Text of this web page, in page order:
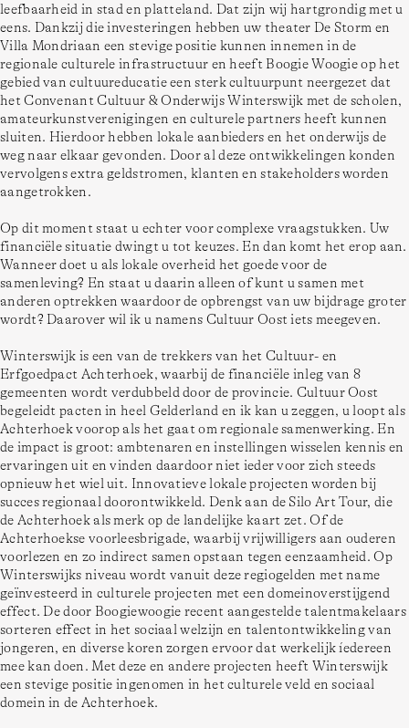
leefbaarheid in stad en platteland. Dat zijn wij hartgrondig met u
eens. Dankzij die investeringen hebben uw theater De Storm en
Villa Mondriaan een stevige positie kunnen innemen in de
regionale culturele infrastructuur en heeft Boogie Woogie op het
gebied van cultuureducatie een sterk cultuurpunt neergezet dat
het Convenant Cultuur & Onderwijs Winterswijk met de scholen,
amateurkunstverenigingen en culturele partners heeft kunnen
sluiten. Hierdoor hebben lokale aanbieders en het onderwijs de
weg naar elkaar gevonden. Door al deze ontwikkelingen konden
vervolgens extra geldstromen, klanten en stakeholders worden
aangetrokken.
Op dit moment staat u echter voor complexe vraagstukken. Uw
financiële situatie dwingt u tot keuzes. En dan komt het erop aan.
Wanneer doet u als lokale overheid het goede voor de
samenleving? En staat u daarin alleen of kunt u samen met
anderen optrekken waardoor de opbrengst van uw bijdrage groter
wordt? Daarover wil ik u namens Cultuur Oost iets meegeven.
Winterswijk is een van de trekkers van het Cultuur- en
Erfgoedpact Achterhoek, waarbij de financiële inleg van 8
gemeenten wordt verdubbeld door de provincie. Cultuur Oost
begeleidt pacten in heel Gelderland en ik kan u zeggen, u loopt als
Achterhoek voorop als het gaat om regionale samenwerking. En
de impact is groot: ambtenaren en instellingen wisselen kennis en
ervaringen uit en vinden daardoor niet ieder voor zich steeds
opnieuw het wiel uit. Innovatieve lokale projecten worden bij
succes regionaal doorontwikkeld. Denk aan de Silo Art Tour, die
de Achterhoek als merk op de landelijke kaart zet. Of de
Achterhoekse voorleesbrigade, waarbij vrijwilligers aan ouderen
voorlezen en zo indirect samen opstaan tegen eenzaamheid. Op
Winterswijks niveau wordt vanuit deze regiogelden met name
geïnvesteerd in culturele projecten met een domeinoverstijgend
effect. De door Boogiewoogie recent aangestelde talentmakelaars
sorteren effect in het sociaal welzijn en talentontwikkeling van
jongeren, en diverse koren zorgen ervoor dat werkelijk íedereen
mee kan doen. Met deze en andere projecten heeft Winterswijk
een stevige positie ingenomen in het culturele veld en sociaal
domein in de Achterhoek.